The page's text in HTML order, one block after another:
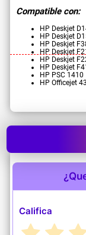
Compatible con:
HP Deskjet
HP Deskjet
HP Deskjet
HP Deskjet
HP Deskjet
HP Deskjet
HP PSC 1410
HP Officejet
Califica